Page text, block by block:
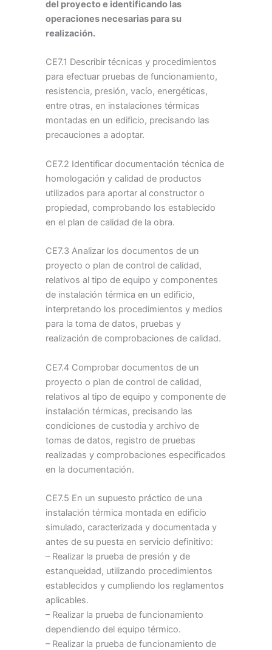
del proyecto e identificando las
operaciones necesarias para su
realización.
CE7.1 Describir técnicas y procedimientos
para efectuar pruebas de funcionamiento,
resistencia, presión, vacío, energéticas,
entre otras, en instalaciones térmicas
montadas en un edificio, precisando las
precauciones a adoptar.
CE7.2 Identificar documentación técnica de
homologación y calidad de productos
utilizados para aportar al constructor o
propiedad, comprobando los establecido
en el plan de calidad de la obra.
CE7.3 Analizar los documentos de un
proyecto o plan de control de calidad,
relativos al tipo de equipo y componentes
de instalación térmica en un edificio,
interpretando los procedimientos y medios
para la toma de datos, pruebas y
realización de comprobaciones de calidad.
CE7.4 Comprobar documentos de un
proyecto o plan de control de calidad,
relativos al tipo de equipo y componente de
instalación térmicas, precisando las
condiciones de custodia y archivo de
tomas de datos, registro de pruebas
realizadas y comprobaciones especificados
en la documentación.
CE7.5 En un supuesto práctico de una
instalación térmica montada en edificio
simulado, caracterizada y documentada y
antes de su puesta en servicio definitivo:
– Realizar la prueba de presión y de
estanqueidad, utilizando procedimientos
establecidos y cumpliendo los reglamentos
aplicables.
– Realizar la prueba de funcionamiento
dependiendo del equipo térmico.
– Realizar la prueba de funcionamiento de